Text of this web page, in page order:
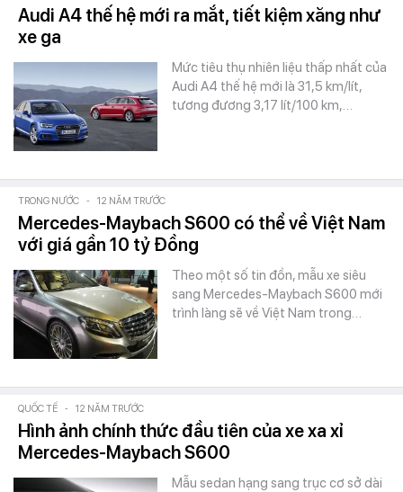
Audi A4 thế hệ mới ra mắt, tiết kiệm xăng như
xe ga
Mức tiêu thụ nhiên liệu thấp nhất của
Audi A4 thế hệ mới là 31,5 km/lít,
tương đương 3,17 lít/100 km,…
TRONG NƯỚC - 12 NĂM TRƯỚC
Mercedes-Maybach S600 có thể về Việt Nam
với giá gần 10 tỷ Đồng
Theo một số tin đồn, mẫu xe siêu
sang Mercedes-Maybach S600 mới
trình làng sẽ về Việt Nam trong…
QUỐC TẾ - 12 NĂM TRƯỚC
Hình ảnh chính thức đầu tiên của xe xa xỉ
Mercedes-Maybach S600
Mẫu sedan hạng sang trục cơ sở dài